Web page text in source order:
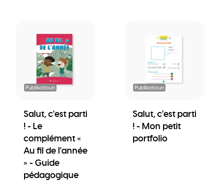
Publikatioun
Salut, c'est parti
! - Le
complément «
Au fil de l'année
» - Guide
pédagogique
Publikatioun
Salut, c'est parti
! - Mon petit
portfolio